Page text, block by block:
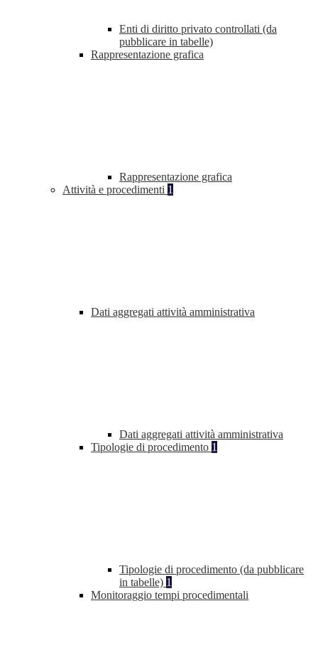
Enti di diritto privato controllati (da
pubblicare in tabelle)
Rappresentazione grafica
Rappresentazione grafica
Attività e procedimenti 1
Dati aggregati attività amministrativa
Dati aggregati attività amministrativa
Tipologie di procedimento 1
Tipologie di procedimento (da pubblicare
in tabelle) 1
Monitoraggio tempi procedimentali